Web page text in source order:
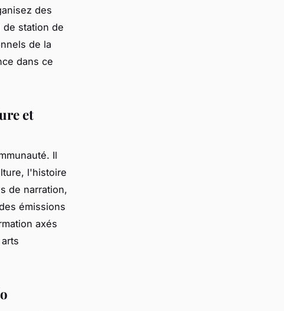
des
station de
de la
dans ce
et
Il
l'histoire
de narration,
émissions
axés